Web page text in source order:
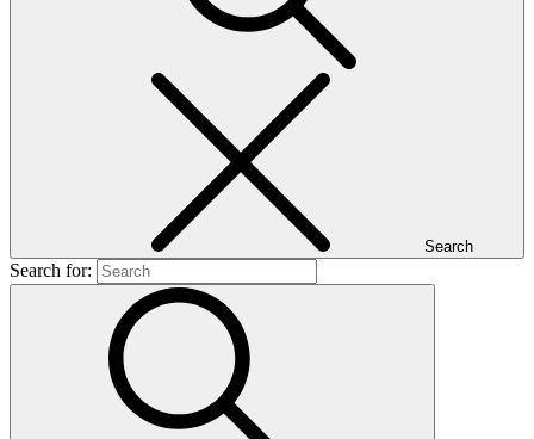
Search
Search for: